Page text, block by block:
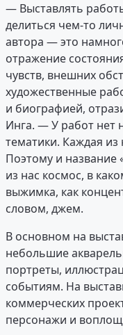
— Выставлять
делиться чем-то
автора — это
отражение
чувств, внешних
художественные
и биографией,
Инга. — У работ нет
тематики. Каждая
Поэтому и
из нас космос, в
выжимка, как
словом, джем.
В основном на
небольшие
портреты,
событиям. На
коммерческих
персонажи и